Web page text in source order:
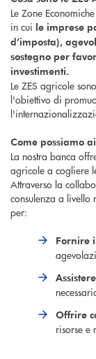
Le Zone
in cui le imprese
d’imposta),
sostegno per
investimenti.
Le ZES agricole
l'obiettivo di
Come possiamo
La nostra banca
agricole a cogliere
Attraverso la
consulenza a livello
per:
Fornire
Assistere
Offrire
risorse e